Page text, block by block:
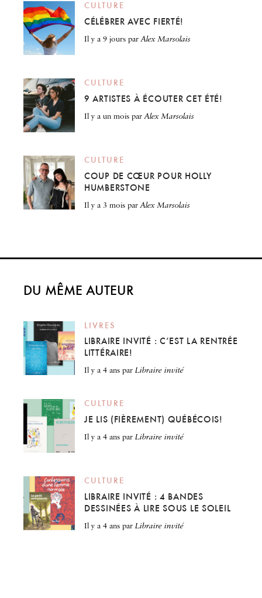
CULTURE
CÉLÉBRER AVEC FIERTÉ!
il y a 9 jours parAlex Marsolais
CULTURE
9 ARTISTES À ÉCOUTER CET ÉTÉ!
il y a un mois parAlex Marsolais
CULTURE
COUP DE CŒUR POUR HOLLY
HUMBERSTONE
il y a 3 mois parAlex Marsolais
DU MÊME AUTEUR
LIVRES
LIBRAIRE INVITÉ : C’EST LA RENTRÉE
LITTÉRAIRE!
il y a 4 ans par Libraire invité
CULTURE
JE LIS (FIÈREMENT) QUÉBÉCOIS!
il y a 4 ans par Libraire invité
CULTURE
LIBRAIRE INVITÉ : 4 BANDES
DESSINÉES À LIRE SOUS LE SOLEIL
il y a 4 ans par Libraire invité